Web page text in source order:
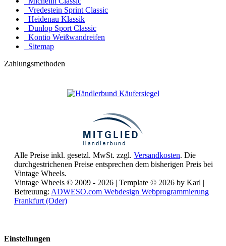
Vredestein Sprint Classic
Heidenau Klassik
Dunlop Sport Classic
Kontio Weißwandreifen
Sitemap
Zahlungsmethoden
Alle Preise inkl. gesetzl. MwSt. zzgl. Versandkosten. Die
durchgestrichenen Preise entsprechen dem bisherigen Preis bei
Vintage Wheels.
Vintage Wheels © 2009 - 2026 | Template © 2026 by Karl |
Betreuung: ADWESO.com Webdesign Webprogrammierung
Frankfurt (Oder)
Einstellungen